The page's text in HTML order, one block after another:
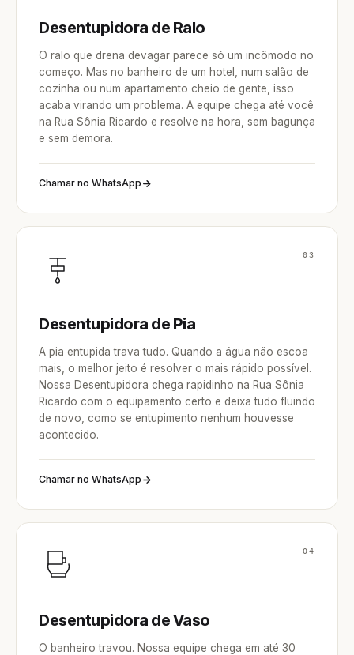
Desentupidora de Ralo
O ralo que drena devagar parece só um incômodo no
começo. Mas no banheiro de um hotel, num salão de
cozinha ou num apartamento cheio de gente, isso
acaba virando um problema. A equipe chega até você
na Rua Sônia Ricardo e resolve na hora, sem bagunça
e sem demora.
Chamar no WhatsApp
03
Desentupidora de Pia
A pia entupida trava tudo. Quando a água não escoa
mais, o melhor jeito é resolver o mais rápido possível.
Nossa Desentupidora chega rapidinho na Rua Sônia
Ricardo com o equipamento certo e deixa tudo fluindo
de novo, como se entupimento nenhum houvesse
acontecido.
Chamar no WhatsApp
04
Desentupidora de Vaso
O banheiro travou. Nossa equipe chega em até 30